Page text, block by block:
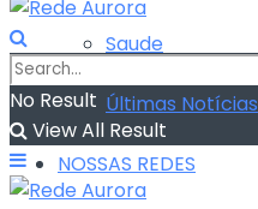
Saude
Últimas Notícias
NOSSAS REDES
No Result
View All Result